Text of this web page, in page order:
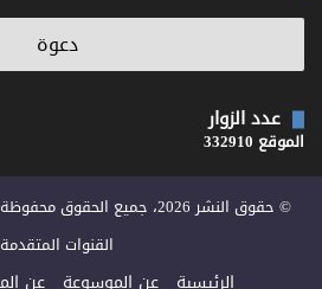
عدد الزوار
الموقع 332910
© حقوق النشر 2026، جميع
القنوات المتقدمة